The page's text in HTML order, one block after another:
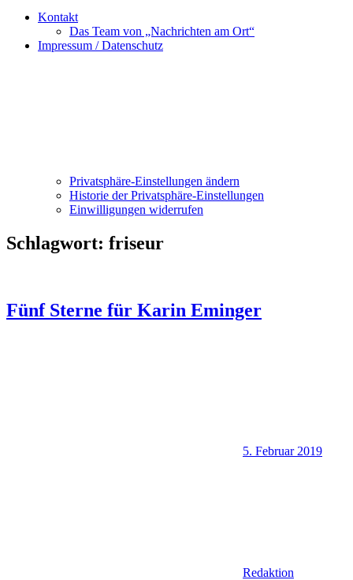
Kontakt
Das Team von „Nachrichten am Ort“
Impressum / Datenschutz
Privatsphäre-Einstellungen ändern
Historie der Privatsphäre-Einstellungen
Einwilligungen widerrufen
Schlagwort: friseur
Fünf Sterne für Karin Eminger
5. Februar 2019
Redaktion